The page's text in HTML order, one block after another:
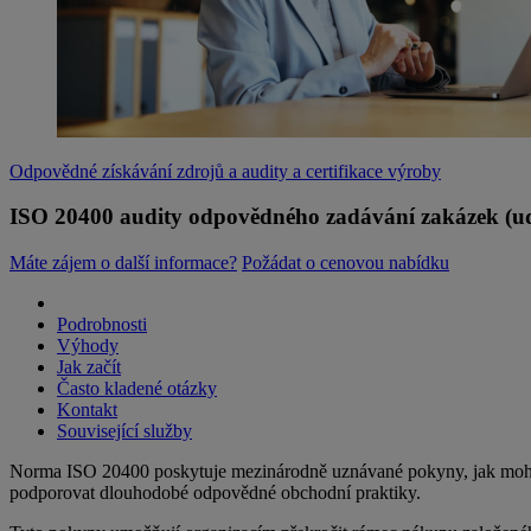
Odpovědné získávání zdrojů a audity a certifikace výroby
ISO 20400 audity odpovědného zadávání zakázek
Máte zájem o další informace? Požádat o cenovou nabídku
Podrobnosti
Výhody
Jak začít
Často kladené otázky
Kontakt
Související služby
Norma ISO 20400 poskytuje mezinárodně uznávané pokyny, jak
podporovat dlouhodobé odpovědné obchodní praktiky.